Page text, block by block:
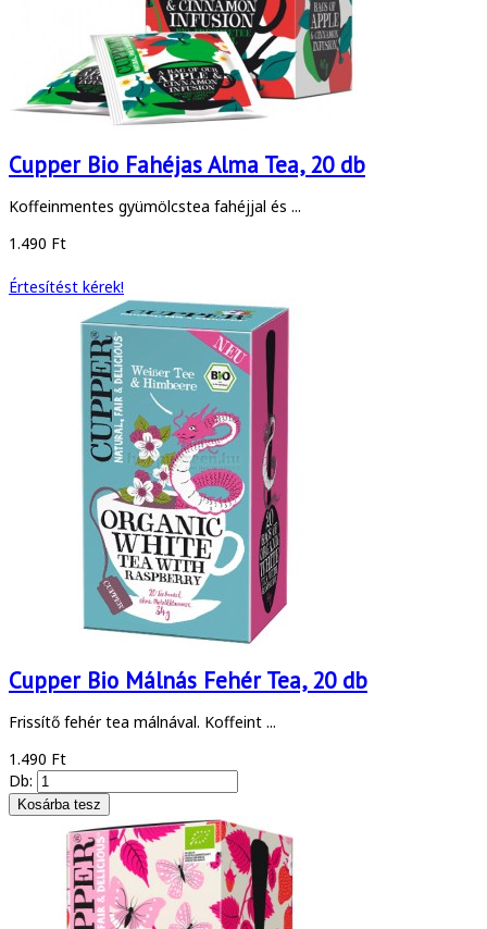
Cupper Bio Fahéjas Alma Tea, 20 db
Koffeinmentes gyümölcstea fahéjjal és ...
1.490 Ft
Értesítést kérek!
Cupper Bio Málnás Fehér Tea, 20 db
Frissítő fehér tea málnával. Koffeint ...
1.490 Ft
Db: